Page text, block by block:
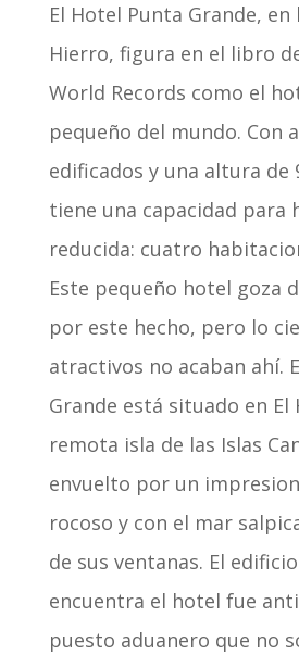
El Hotel Punta Grande, en
Hierro, figura en el libro
World Records como el
pequeño del mundo. Con
edificados y una altura de
tiene una capacidad para
reducida: cuatro
Este pequeño hotel goza
por este hecho, pero lo
atractivos no acaban ahí.
Grande está situado en El
remota isla de las Islas
envuelto por un
rocoso y con el mar
de sus ventanas. El
encuentra el hotel fue
puesto aduanero que no